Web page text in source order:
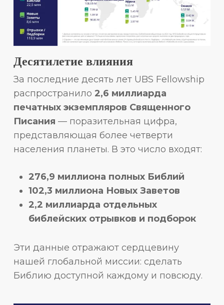
Десятилетие влияния
За последние десять лет UBS Fellowship
распространило 2,6 миллиарда
печатных экземпляров Священного
Писания — поразительная цифра,
представляющая более четверти
населения планеты. В это число входят:
276,9 миллиона полных Библий
102,3 миллиона Новых Заветов
2,2 миллиарда отдельных
библейских отрывков и подборок
Эти данные отражают сердцевину
нашей глобальной миссии: сделать
Библию доступной каждому и повсюду.